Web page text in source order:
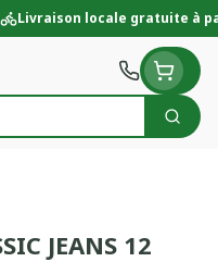
Livraison locale gratuite à
JEANS 12